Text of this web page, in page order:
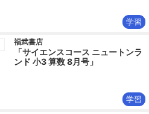
学習
福武書店
「サイエンスコース ニュートンラ
ンド 小3 算数 8月号」
学習